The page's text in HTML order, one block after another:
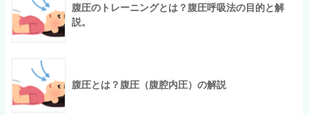
腹圧のトレーニングとは？腹圧呼吸法の目的と解
説。
腹圧とは？腹圧（腹腔内圧）の解説